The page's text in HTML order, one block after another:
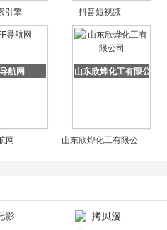
引擎 抖音短视频
航网
网
山东欣烨化工有限公司
山东欣烨化工有限公
影
拷贝漫